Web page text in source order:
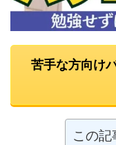
苦手な方向け
この記